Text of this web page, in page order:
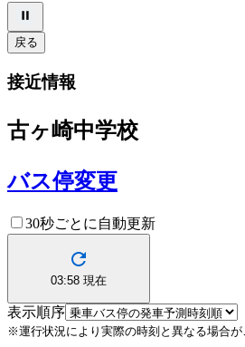
戻る
接近情報
古ヶ崎中学校
バス停変更
30秒ごとに自動更新
03:58 現在
表示順序
※運行状況により実際の時刻と異なる場合が